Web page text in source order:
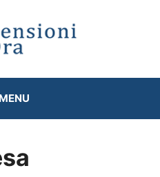
MENU